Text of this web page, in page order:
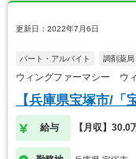
更新日：2022年7月6日
パート・アルバイト 調剤薬局
ウィングファーマシー ウ
【兵庫県宝塚市/「
給与 【月収】30.0